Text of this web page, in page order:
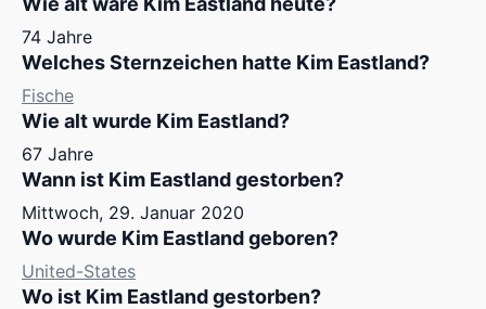
74 Jahre
Welches Sternzeichen hatte Kim Eastland?
Fische
Wie alt wurde Kim Eastland?
67 Jahre
Wann ist Kim Eastland gestorben?
Mittwoch, 29. Januar 2020
Wo wurde Kim Eastland geboren?
United-States
Wo ist Kim Eastland gestorben?